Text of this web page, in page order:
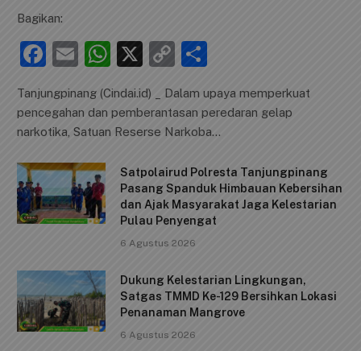
Bagikan:
F
c
e
b
o
o
k
E
ai
l
W
at
s
p
p
X
C
p
y
n
k
ar
e
Tanjungpinang (Cindai.id) _ Dalam upaya memperkuat
pencegahan dan pemberantasan peredaran gelap
narkotika, Satuan Reserse Narkoba…
Satpolairud Polresta Tanjungpinang
Pasang Spanduk Himbauan Kebersihan
dan Ajak Masyarakat Jaga Kelestarian
Pulau Penyengat
6 Agustus 2026
Dukung Kelestarian Lingkungan,
Satgas TMMD Ke-129 Bersihkan Lokasi
Penanaman Mangrove
6 Agustus 2026